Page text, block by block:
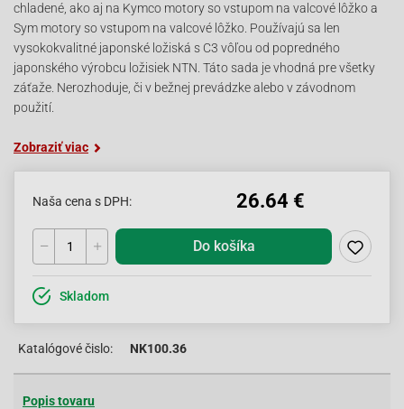
chladené, ako aj na Kymco motory so vstupom na valcové lôžko a
Sym motory so vstupom na valcové lôžko. Používajú sa len
vysokokvalitné japonské ložiská s C3 vôľou od popredného
japonského výrobcu ložisiek NTN. Táto sada je vhodná pre všetky
záťaže. Nerozhoduje, či v bežnej prevádzke alebo v závodnom
použití.
Zobraziť viac
Naša cena s DPH: 26.64 €
Do košíka
Skladom
Katalógové čislo: NK100.36
Popis tovaru